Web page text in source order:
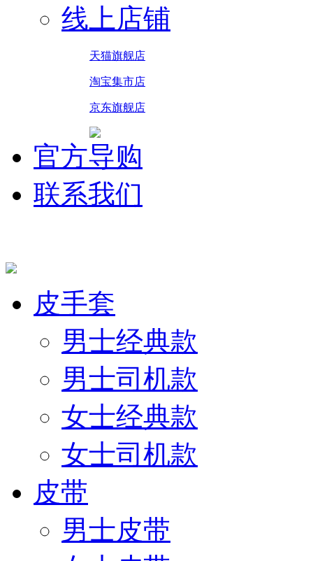
线上店铺
天猫旗舰店
淘宝集市店
京东旗舰店
官方导购
联系我们
皮手套
男士经典款
男士司机款
女士经典款
女士司机款
皮带
男士皮带